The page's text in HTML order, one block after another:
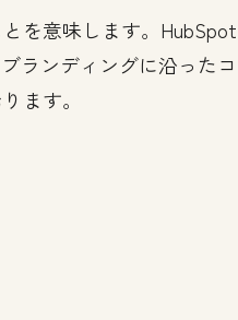
を意味します。
ンディングに沿った
ます。